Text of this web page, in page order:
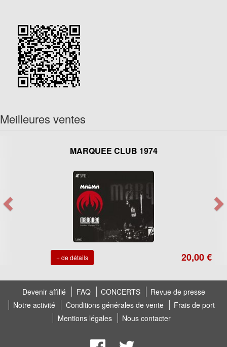
Meilleures ventes
MARQUEE CLUB 1974
+ de détails 20,00 €
Devenir affilié FAQ CONCERTS
Revue de presse
Notre activité
Conditions générales de vente
Frais de port
Mentions légales
Nous contacter